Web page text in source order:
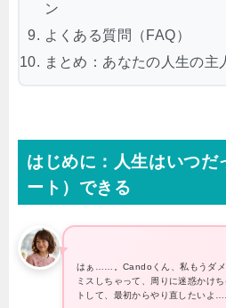
ン
よくある質問（FAQ）
まとめ：あなたの人生の主
はじめに：人生はいつだ
ート）できる
はぁ……。Candoくん、私もうダメ
ミスしちゃって、周りに迷惑かけ
トして、最初からやり直したいよ